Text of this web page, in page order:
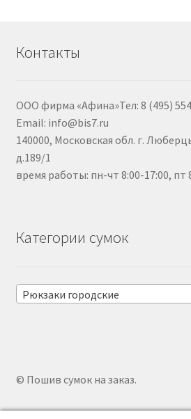
Контакты
ООО фирма «Афина»Тел: 8 (495)
Email: info@bis7.ru
140000, Московская обл. г.
д.189/1
время работы: пн-чт 8:00-17:00, пт
Категории сумок
Рюкзаки городские
© Пошив сумок на заказ.